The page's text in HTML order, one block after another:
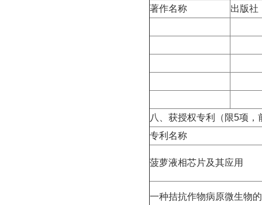
著作名称
出版社
八、获授权专利（限5项，
专利名称
菠萝液相芯片及其应用
一种拮抗作物病原微生物